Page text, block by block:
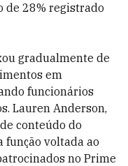
de 28% registrado
gradualmente de
em
funcionários
Lauren Anderson,
conteúdo do
função voltada ao
no Prime